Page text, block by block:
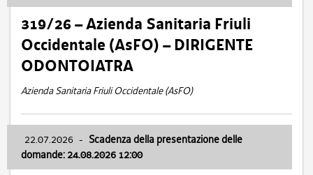
319/26 – Azienda Sanitaria Friuli
Occidentale (AsFO) – DIRIGENTE
ODONTOIATRA
Azienda Sanitaria Friuli Occidentale (AsFO)
22.07.2026 - Scadenza della presentazione delle
domande: 24.08.2026 12:00